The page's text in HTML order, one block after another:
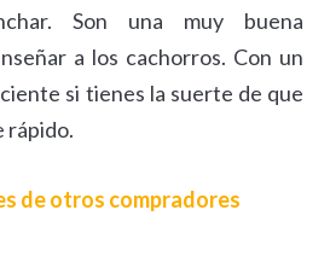
Son una muy buena
a los cachorros. Con un
si tienes la suerte de que
rápido.
de otros compradores